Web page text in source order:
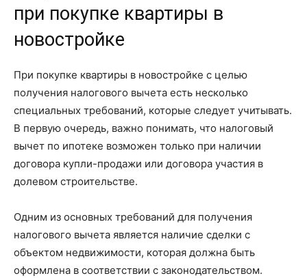
при покупке квартиры в
новостройке
При покупке квартиры в новостройке с целью
получения налогового вычета есть несколько
специальных требований, которые следует учитывать.
В первую очередь, важно понимать, что налоговый
вычет по ипотеке возможен только при наличии
договора купли-продажи или договора участия в
долевом строительстве.
Одним из основных требований для получения
налогового вычета является наличие сделки с
объектом недвижимости, которая должна быть
оформлена в соответствии с законодательством.